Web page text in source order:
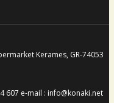
Kerames, GR-74053
607 e-mail : info@konaki.net